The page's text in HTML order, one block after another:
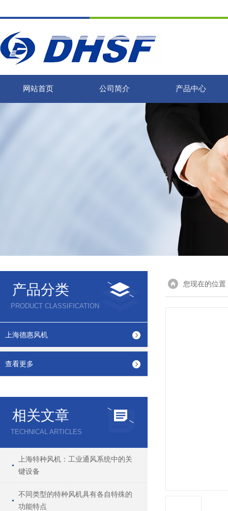
网站首页 公司简介 产品中心
产品分类
PRODUCT CLASSIFICATION
上海德惠风机
查看更多
相关文章
TECHNICAL ARTICLES
上海特种风机：工业通风系统中的关
键设备
不同类型的特种风机具有各自特殊的
功能特点
您现在的位置